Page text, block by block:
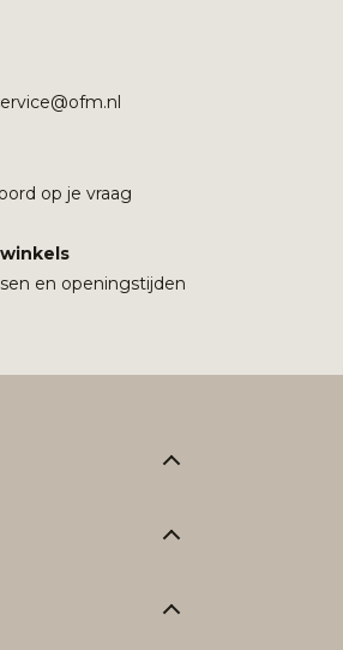
op je vraag
en openingstijden